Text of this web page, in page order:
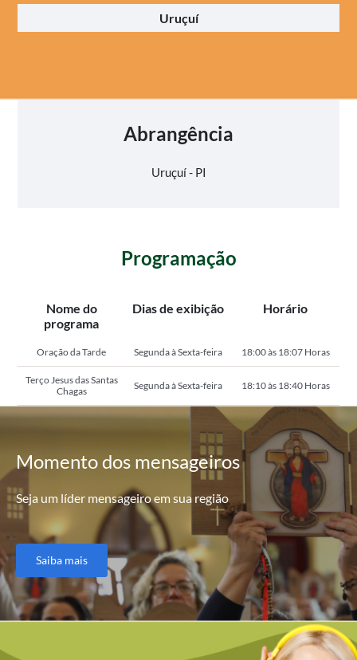
Uruçuí
Abrangência
Uruçuí - PI
Programação
Nome do
programa
Dias de exibição Horário
Oração da Tarde Segunda à Sexta-feira 18:00 às 18:07 Horas
Terço Jesus das Santas
Chagas
Segunda à Sexta-feira 18:10 às 18:40 Horas
Momentodos mensageiros
Seja um líder mensageiro em sua região
Saiba mais